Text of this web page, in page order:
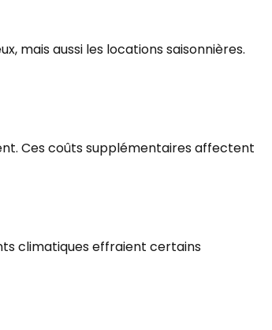
mais aussi les locations saisonnières.
Ces coûts supplémentaires affectent
climatiques effraient certains